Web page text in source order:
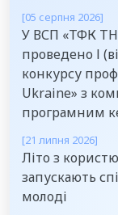
[05 серпня 2026]
У ВСП «ТФК
проведено І
конкурсу
Ukraine» з
програмним
[21 липня 2026]
Літо з
запускають
молоді